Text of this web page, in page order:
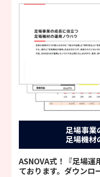
足場事業
足場機材
ASNOVA式！『足場
ております。ダウンロ